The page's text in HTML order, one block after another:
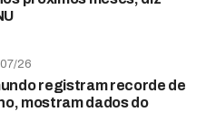
26
registram recorde de
mostram dados do